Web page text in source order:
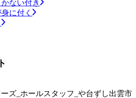
ない付き
に付く
ズ_ホールスタッフ_や台ずし出雲市